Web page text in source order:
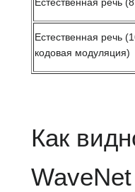
Естественная речь
кодовая модуляция)
Как